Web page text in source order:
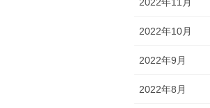
2022年10月
2022年9月
2022年8月